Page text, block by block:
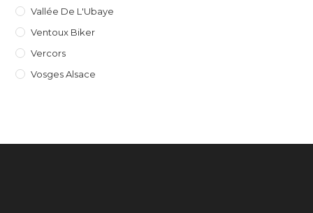
Vallée De L'Ubaye
Ventoux Biker
Vercors
Vosges Alsace